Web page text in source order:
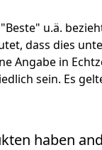
u.ä.
dass dies
Angabe in
sein. Es
haben